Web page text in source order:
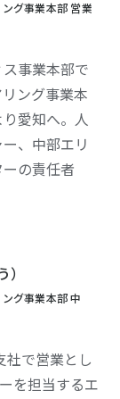
グ事業本部 営業
事業本部で
ング事業本
愛知へ。人
、中部エリ
の責任者
）
グ事業本部 中
で営業とし
を担当するエ